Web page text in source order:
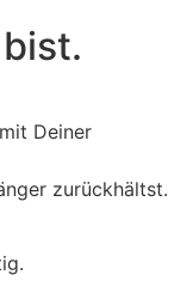
Deiner
zurückhältst.